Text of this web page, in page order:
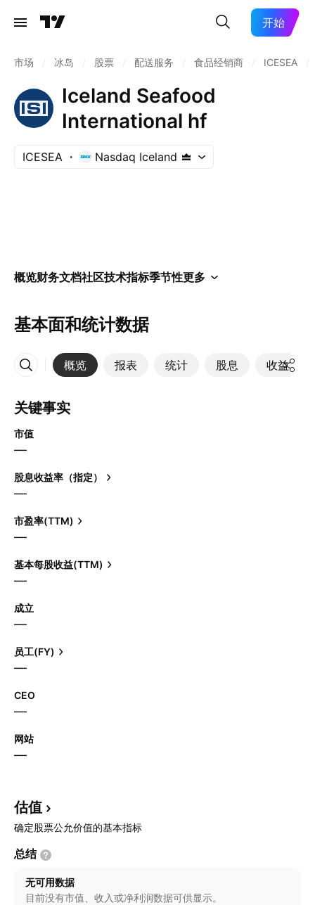
开始
市场 冰岛 股票 配送服务 食品经销商 ICESEA
Iceland Seafood
International hf
ICESEA Nasdaq Iceland
概览财务文档社区技术指标季节性更多
基本面和统计数据
概览 报表 统计 股息 收益
更多
关键事实
市值
—
股息收益率（指定）
—
市盈率(TTM)
—
基本每股收益(TTM)
—
成立
—
员工(FY)
—
CEO
—
网站
—
估值
确定股票公允价值的基本指标
总结
无可用数据
目前没有市值、收入或净利润数据可供显示。